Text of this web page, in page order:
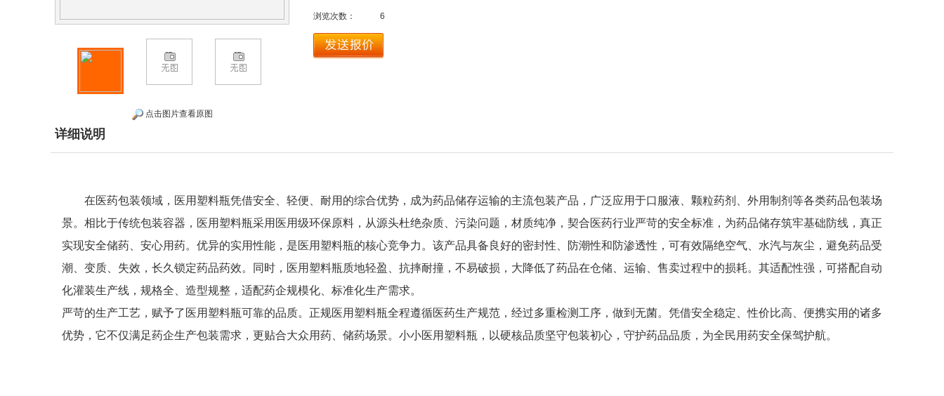
点击图片查看原图
浏览次数： 6
详细说明
在医药包装领域，医用塑料瓶凭借安全、轻便、耐用的综合优势，成为药品储存运输的主流包装产品，广泛应用于口服液、颗粒药剂、外用制剂等各类药品包装场
景。相比于传统包装容器，医用塑料瓶采用医用级环保原料，从源头杜绝杂质、污染问题，材质纯净，契合医药行业严苛的安全标准，为药品储存筑牢基础防线，真正
实现安全储药、安心用药。优异的实用性能，是医用塑料瓶的核心竞争力。该产品具备良好的密封性、防潮性和防渗透性，可有效隔绝空气、水汽与灰尘，避免药品受
潮、变质、失效，长久锁定药品药效。同时，医用塑料瓶质地轻盈、抗摔耐撞，不易破损，大降低了药品在仓储、运输、售卖过程中的损耗。其适配性强，可搭配自动
化灌装生产线，规格全、造型规整，适配药企规模化、标准化生产需求。
严苛的生产工艺，赋予了医用塑料瓶可靠的品质。正规医用塑料瓶全程遵循医药生产规范，经过多重检测工序，做到无菌。凭借安全稳定、性价比高、便携实用的诸多
优势，它不仅满足药企生产包装需求，更贴合大众用药、储药场景。小小医用塑料瓶，以硬核品质坚守包装初心，守护药品品质，为全民用药安全保驾护航。